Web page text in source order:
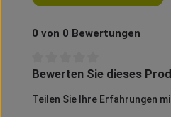
0 von 0 Bewertungen
Durchschnittliche Bewertung
Bewerten Sie dieses
Teilen Sie Ihre Erfahrungen